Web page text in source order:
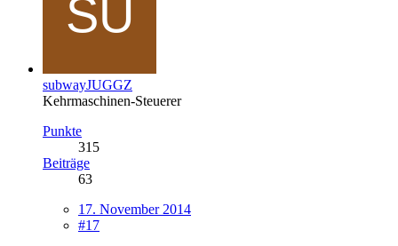
subwayJUGGZ
Kehrmaschinen-Steuerer
Punkte
315
Beiträge
63
17. November 2014
#17